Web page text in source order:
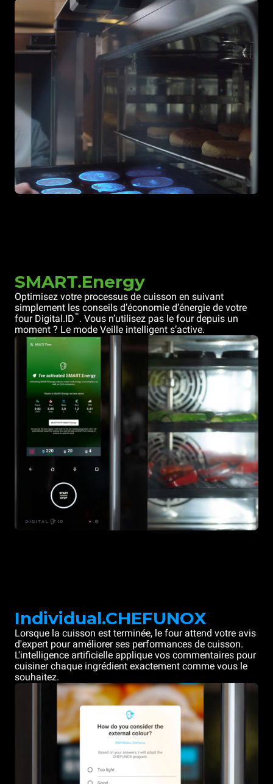
SMART.Energy
Optimisez votre processus de cuisson en suivant
simplement les conseils d’économie d’énergie de votre
four Digital.ID™. Vous n’utilisez pas le four depuis un
moment ? Le mode Veille intelligent s’active.
Individual.CHEFUNOX
Lorsque la cuisson est terminée, le four attend votre avis
d'expert pour améliorer ses performances de cuisson.
L'intelligence artificielle applique vos commentaires pour
cuisiner chaque ingrédient exactement comme vous le
souhaitez.